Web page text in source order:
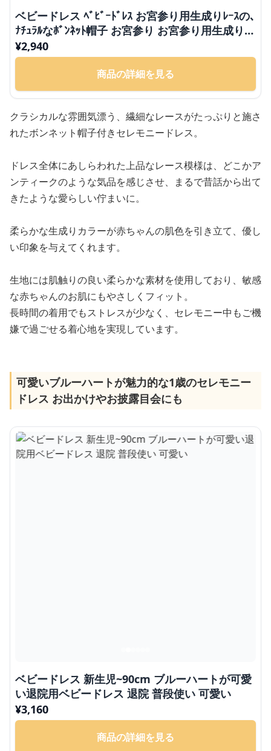
ベビードレス ﾍﾞﾋﾞｰﾄﾞﾚｽ お宮参り用生成りﾚｰｽの､
ﾅﾁｭﾗﾙなﾎﾞﾝﾈｯﾄ帽子 お宮参り お宮参り用生成りレ
ースの、ナチュラルなボンネット帽子 お宮参り
¥2,940
商品の詳細を見る
クラシカルな雰囲気漂う、繊細なレースがたっぷりと施さ
れたボンネット帽子付きセレモニードレス。
ドレス全体にあしらわれた上品なレース模様は、どこかア
ンティークのような気品を感じさせ、まるで昔話から出て
きたような愛らしい佇まいに。
柔らかな生成りカラーが赤ちゃんの肌色を引き立て、優し
い印象を与えてくれます。
生地には肌触りの良い柔らかな素材を使用しており、敏感
な赤ちゃんのお肌にもやさしくフィット。
長時間の着用でもストレスが少なく、セレモニー中もご機
嫌で過ごせる着心地を実現しています。
可愛いブルーハートが魅力的な1歳のセレモニー
ドレス お出かけやお披露目会にも
ベビードレス 新生児~90cm ブルーハートが可愛
い退院用ベビードレス 退院 普段使い 可愛い
¥3,160
商品の詳細を見る